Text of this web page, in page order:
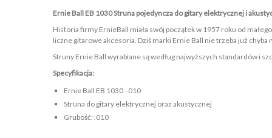
Ernie Ball EB 1030 Struna pojedyncza do gitary elektrycznej i
Historia firmy ErnieBall miała swój początek w 1957 roku od
liczne gitarowe akcesoria. Dziś marki Ernie Ball nie trzeba już
Struny Ernie Ball wyrabiane są według najwyższych standardów i
Specyfikacja:
Ernie Ball EB 1030 - 010
Struna do gitary elektrycznej oraz akustycznej
Grubość: .010